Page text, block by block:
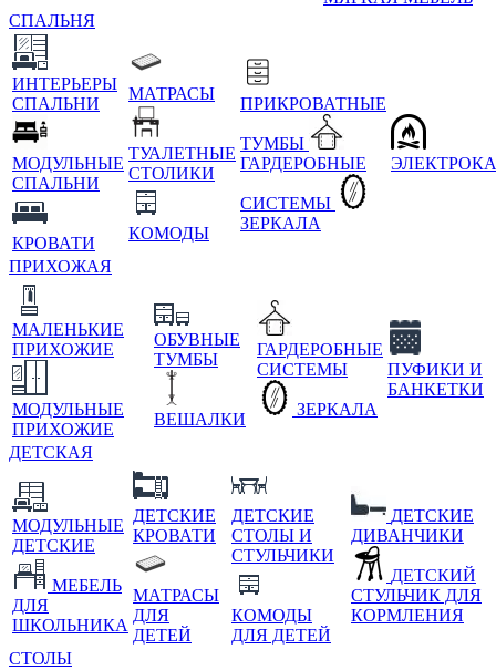
СПАЛЬНЯ
ИНТЕРЬЕРЫ
СПАЛЬНИ
МОДУЛЬНЫЕ
СПАЛЬНИ
КРОВАТИ
МАТРАСЫ
ТУАЛЕТНЫЕ
СТОЛИКИ
КОМОДЫ
ПРИКРОВАТНЫЕ
ТУМБЫ
ГАРДЕРОБНЫЕ
СИСТЕМЫ
ЗЕРКАЛА
ПРИХОЖАЯ
МАЛЕНЬКИЕ
ПРИХОЖИЕ
МОДУЛЬНЫЕ
ПРИХОЖИЕ
ОБУВНЫЕ
ТУМБЫ
ВЕШАЛКИ
ГАРДЕРОБНЫЕ
СИСТЕМЫ
ЗЕРКАЛА
ПУФИКИ И
БАНКЕТКИ
ДЕТСКАЯ
МОДУЛЬНЫЕ
ДЕТСКИЕ
МЕБЕЛЬ
ДЛЯ
ШКОЛЬНИКА
ДЕТСКИЕ
КРОВАТИ
МАТРАСЫ
ДЛЯ
ДЕТЕЙ
ДЕТСКИЕ
СТОЛЫ И
СТУЛЬЧИКИ
КОМОДЫ
ДЛЯ ДЕТЕЙ
ДЕТСКИЕ
ДИВАНЧИКИ
ДЕТСКИЙ
СТУЛЬЧИК ДЛЯ
КОРМЛЕНИЯ
СТОЛЫ